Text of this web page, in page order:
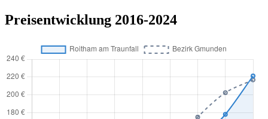
Preisentwicklung 2016-2024